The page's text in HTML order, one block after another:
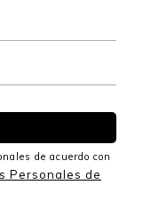
de acuerdo con
Personales de